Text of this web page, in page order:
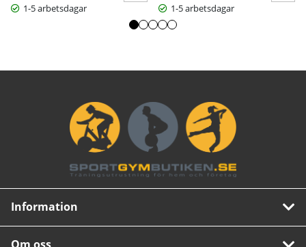
1-5 arbetsdagar 1-5 arbetsdagar
Information